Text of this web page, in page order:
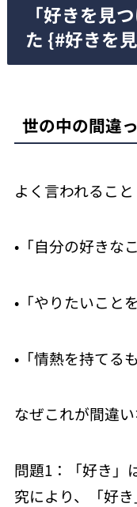
「好きを見
た {#好きを
世の中の間違
よく言われること
•「自分の好きな
•「やりたいこと
•「情熱を持てる
なぜこれが間違い
問題1：「好き」
究により、「好